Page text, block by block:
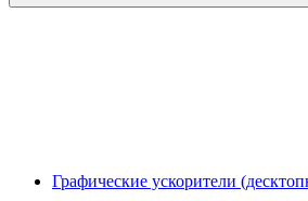
Графические ускорители